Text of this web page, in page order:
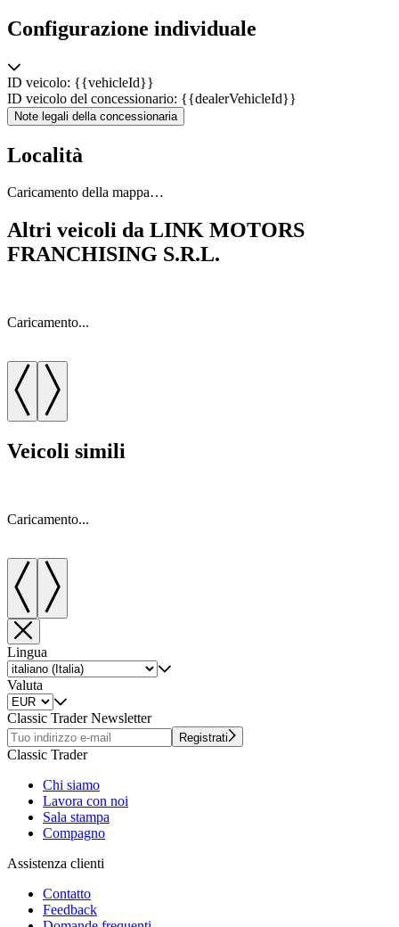
Configurazione individuale
ID veicolo: {{vehicleId}}
ID veicolo del concessionario: {{dealerVehicleId}}
Note legali della concessionaria
Località
Caricamento della mappa…
Altri veicoli da LINK MOTORS
FRANCHISING S.R.L.
Caricamento...
Veicoli simili
Caricamento...
Lingua
Valuta
Classic Trader Newsletter
Registrati
Classic Trader
Chi siamo
Lavora con noi
Sala stampa
Compagno
Assistenza clienti
Contatto
Feedback